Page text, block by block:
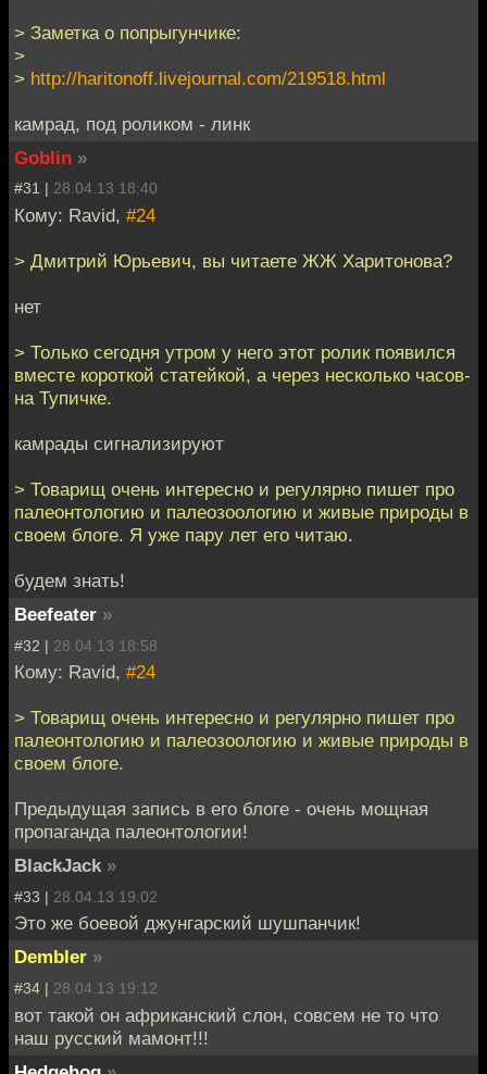
> Заметка о попрыгунчике:
>
> http://haritonoff.livejournal.com/219518.html
камрад, под роликом - линк
Goblin »
#31 | 28.04.13 18:40
Кому: Ravid, #24
> Дмитрий Юрьевич, вы читаете ЖЖ Харитонова?
нет
> Только сегодня утром у него этот ролик появился
вместе короткой статейкой, а через несколько часов-
на Тупичке.
камрады сигнализируют
> Товарищ очень интересно и регулярно пишет про
палеонтологию и палеозоологию и живые природы в
своем блоге. Я уже пару лет его читаю.
будем знать!
Beefeater »
#32 | 28.04.13 18:58
Кому: Ravid, #24
> Товарищ очень интересно и регулярно пишет про
палеонтологию и палеозоологию и живые природы в
своем блоге.
Предыдущая запись в его блоге - очень мощная
пропаганда палеонтологии!
BlackJack »
#33 | 28.04.13 19:02
Это же боевой джунгарский шушпанчик!
Dembler »
#34 | 28.04.13 19:12
вот такой он африканский слон, совсем не то что
наш русский мамонт!!!